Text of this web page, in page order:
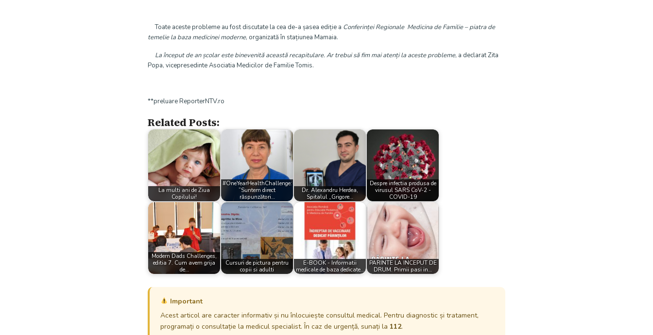
Toate aceste probleme au fost discutate la cea de-a șasea ediție a Conferinței Regionale Medicina de Familie – piatra de
temelie la baza medicinei moderne, organizată în stațiunea Mamaia.
La început de an școlar este binevenită această recapitulare. Ar trebui să fim mai atenți la aceste probleme, a declarat Zita
Popa, vicepresedinte Asociatia Medicilor de Familie Tomis.
**preluare ReporterNTV.ro
Related Posts:
La multi ani de Ziua
Copilului!
#OneYearHealthChallenge:
”Suntem direct
răspunzători…
Dr. Alexandru Herdea,
Spitalul „Grigore…
Despre infectia produsa de
virusul SARS CoV-2 -
COVID-19
Modern Dads Challenges,
editia 7. Cum avem grija
de…
Cursuri de pictura pentru
copii si adulti
E-BOOK - Informatii
medicale de baza dedicate…
PARINTE LA INCEPUT DE
DRUM. Primii pasi in…
Important
Acest articol are caracter informativ și nu înlocuiește consultul medical. Pentru diagnostic și tratament,
programați o consultație la medicul specialist. În caz de urgență, sunați la 112.